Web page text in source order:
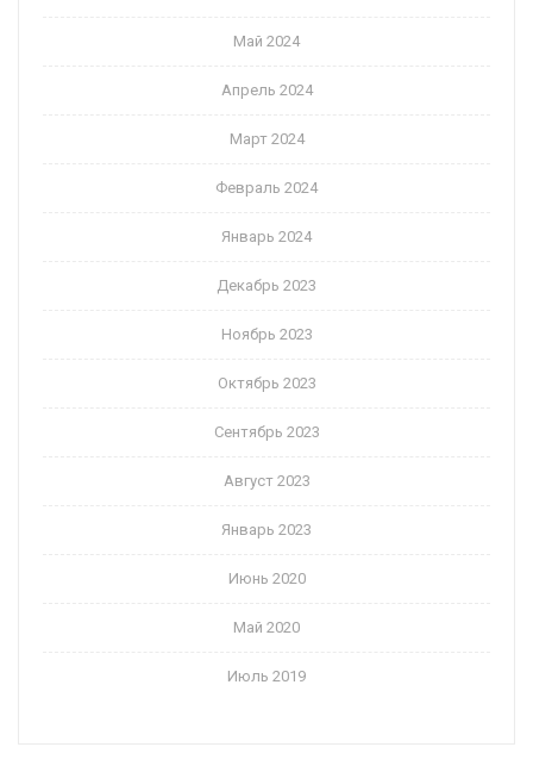
Май 2024
Апрель 2024
Март 2024
Февраль 2024
Январь 2024
Декабрь 2023
Ноябрь 2023
Октябрь 2023
Сентябрь 2023
Август 2023
Январь 2023
Июнь 2020
Май 2020
Июль 2019